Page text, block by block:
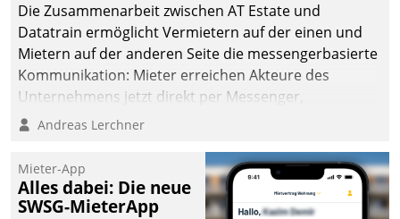
Die Zusammenarbeit zwischen AT Estate und
Datatrain ermöglicht Vermietern auf der einen und
Mietern auf der anderen Seite die messengerbasierte
Kommunikation: Mieter erreichen Akteure des
Unternehmens jetzt direkt per Messenger,
Mitarbeiter oder Dienstleister empfangen oder
Andreas Lerchner
Mieter-App
Alles dabei: Die neue
SWSG-MieterApp